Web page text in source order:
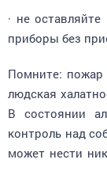
приборы без
людская
В состоянии
контроль над
может нести
человека.